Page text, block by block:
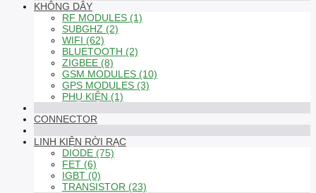
KHÔNG DÂY
RF MODULES (1)
SUBGHZ (2)
WIFI (62)
BLUETOOTH (2)
ZIGBEE (8)
GSM MODULES (10)
GPS MODULES (3)
PHỤ KIỆN (1)
CONNECTOR
LINH KIỆN RỜI RẠC
DIODE (75)
FET (6)
IGBT (0)
TRANSISTOR (23)